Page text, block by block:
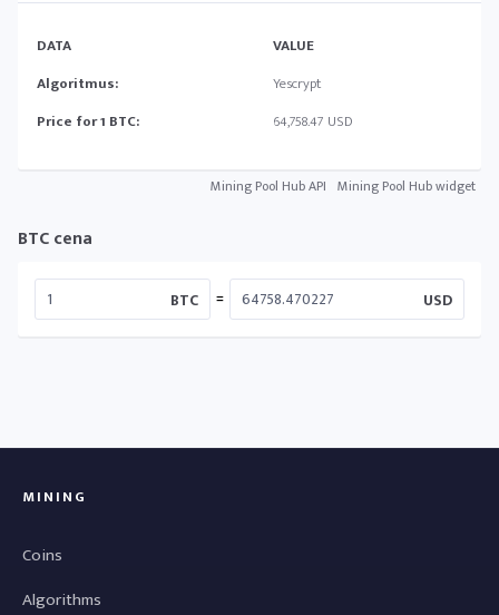
DATA
VALUE
Algoritmus:
Yescrypt
Price for 1 BTC:
64,758.47 USD
Mining Pool Hub API Mining Pool Hub widget
BTC cena
BTC = USD
MINING
Coins
Algorithms